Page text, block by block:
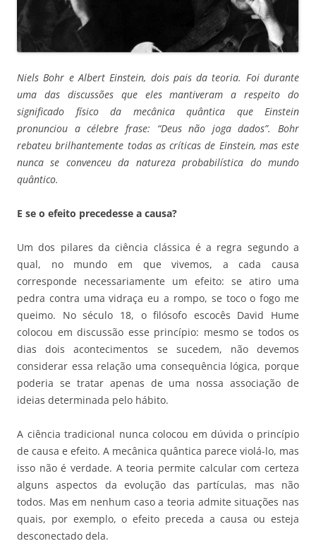
Niels Bohr e Albert Einstein, dois pais da teoria. Foi durante
uma das discussões que eles mantiveram a respeito do
significado físico da mecânica quântica que Einstein
pronunciou a célebre frase: “Deus não joga dados”. Bohr
rebateu brilhantemente todas as críticas de Einstein, mas este
nunca se convenceu da natureza probabilística do mundo
quântico.
E se o efeito precedesse a causa?
Um dos pilares da ciência clássica é a regra segundo a
qual, no mundo em que vivemos, a cada causa
corresponde necessariamente um efeito: se atiro uma
pedra contra uma vidraça eu a rompo, se toco o fogo me
queimo. No século 18, o filósofo escocês David Hume
colocou em discussão esse princípio: mesmo se todos os
dias dois acontecimentos se sucedem, não devemos
considerar essa relação uma consequência lógica, porque
poderia se tratar apenas de uma nossa associação de
ideias determinada pelo hábito.
A ciência tradicional nunca colocou em dúvida o princípio
de causa e efeito. A mecânica quântica parece violá-lo, mas
isso não é verdade. A teoria permite calcular com certeza
alguns aspectos da evolução das partículas, mas não
todos. Mas em nenhum caso a teoria admite situações nas
quais, por exemplo, o efeito preceda a causa ou esteja
desconectado dela.